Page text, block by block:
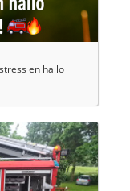
en hallo